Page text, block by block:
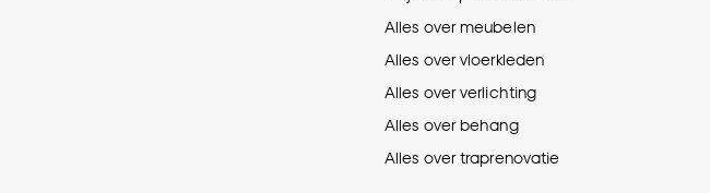
Alles over meubelen
Alles over vloerkleden
Alles over verlichting
Alles over behang
Alles over traprenovatie